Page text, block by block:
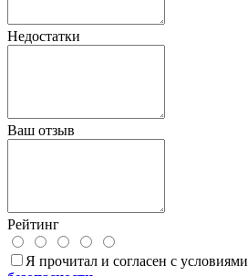
Недостатки
Ваш отзыв
Рейтинг
Я прочитал и согласен с условиями